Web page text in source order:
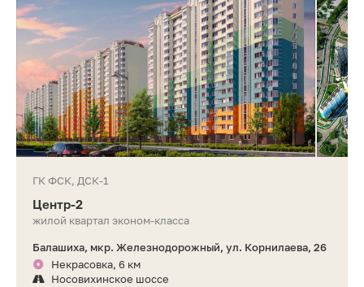
ГК ФСК, ДСК-1
Центр-2
жилой квартал эконом-класса
Балашиха, мкр. Железнодорожный, ул. Корнилаева, 26
Некрасовка, 6 км
Носовихинское шоссе